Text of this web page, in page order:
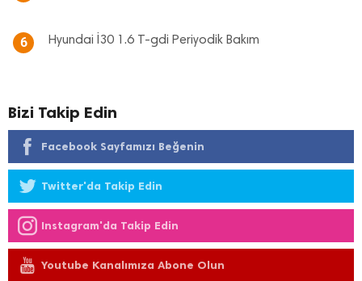
6 Hyundai İ30 1.6 T-gdi Periyodik Bakım
Bizi Takip Edin
Facebook Sayfamızı Beğenin
Twitter'da Takip Edin
Instagram'da Takip Edin
Youtube Kanalımıza Abone Olun